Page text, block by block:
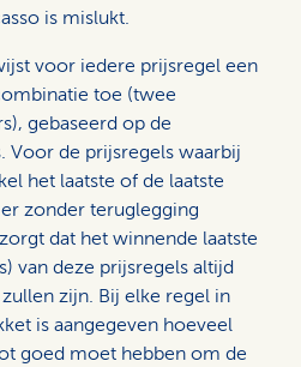
is mislukt.
voor iedere prijsregel een
toe (twee
gebaseerd op de
de prijsregels waarbij
het laatste of de laatste
zonder teruglegging
dat het winnende laatste
van deze prijsregels altijd
zijn. Bij elke regel in
is aangegeven hoeveel
goed moet hebben om de